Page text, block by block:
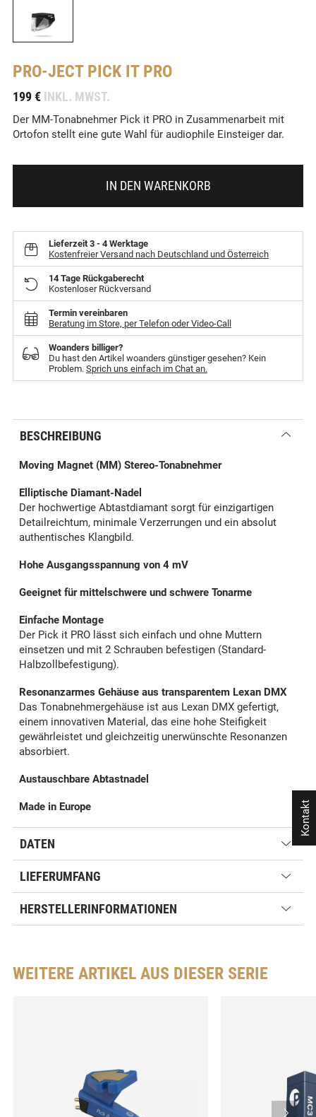
PRO-JECTPICK IT PRO
199 € INKL. MWST.
Der MM-Tonabnehmer Pick it PRO in Zusammenarbeit mit
Ortofon stellt eine gute Wahl für audiophile Einsteiger dar.
IN DEN WARENKORB
Lieferzeit3 - 4 Werktage
Kostenfreier Versand nach Deutschland und Österreich
14 Tage Rückgaberecht
Kostenloser Rückversand
Termin vereinbaren
Beratung im Store, per Telefon oder Video-Call
Woanders billiger?
Du hast den Artikel woanders günstiger gesehen? Kein
Problem. Sprich uns einfach im Chat an.
BESCHREIBUNG
Moving Magnet (MM) Stereo-Tonabnehmer
Elliptische Diamant-Nadel
Der hochwertige Abtastdiamant sorgt für einzigartigen
Detailreichtum, minimale Verzerrungen und ein absolut
authentisches Klangbild.
Hohe Ausgangsspannung von 4 mV
Geeignet für mittelschwere und schwere Tonarme
Einfache Montage
Der Pick it PRO lässt sich einfach und ohne Muttern
einsetzen und mit 2 Schrauben befestigen (Standard-
Halbzollbefestigung).
Resonanzarmes Gehäuse aus transparentem Lexan DMX
Das Tonabnehmergehäuse ist aus Lexan DMX gefertigt,
einem innovativen Material, das eine hohe Steifigkeit
gewährleistet und gleichzeitig unerwünschte Resonanzen
absorbiert.
Austauschbare Abtastnadel
Made in Europe
DATEN
LIEFERUMFANG
HERSTELLERINFORMATIONEN
WEITERE ARTIKEL AUS DIESER SERIE
Kontakt